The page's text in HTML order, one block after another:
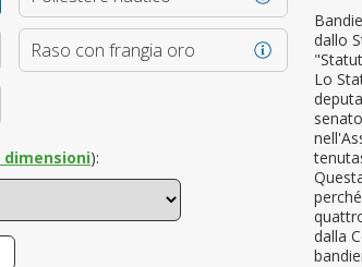
È il tuo primo ordine?
CREA UN NUOVO
dallo
Lo
dalla
Raso con frangia oro
):